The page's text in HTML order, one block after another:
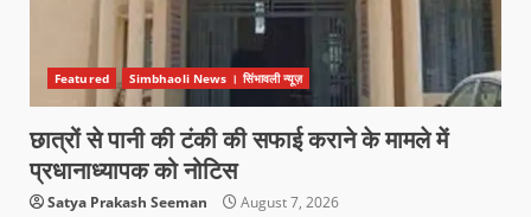
Featured Simbhaoli News । सिंभावली न्यूज़
छात्रों से पानी की टंकी की सफाई कराने के मामले में
प्रधानाध्यापक को नोटिस
Satya Prakash Seeman August 7, 2026